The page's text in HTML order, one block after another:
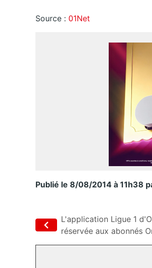
Source : 01Net
Publié le 8/08/2014 à 11h38
L'application Ligue 1
réservée aux abonnés